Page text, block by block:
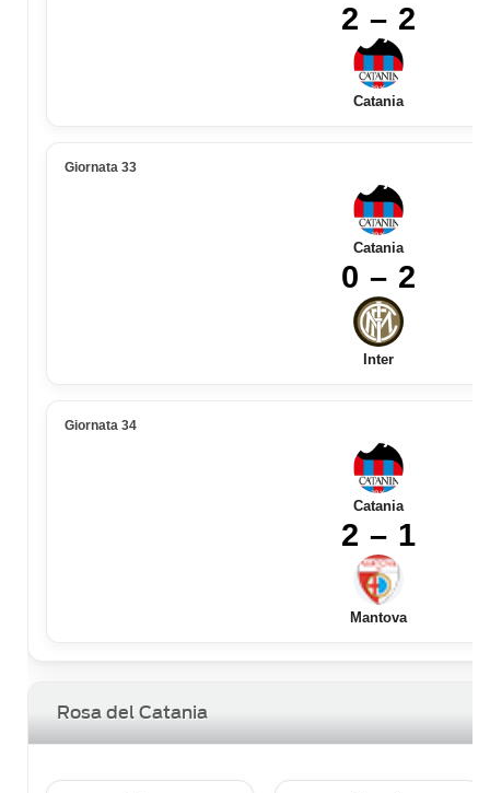
2 – 2
Catania
Giornata 33
Catania
0 – 2
Inter
Giornata 34
Catania
2 – 1
Mantova
Rosa del Catania